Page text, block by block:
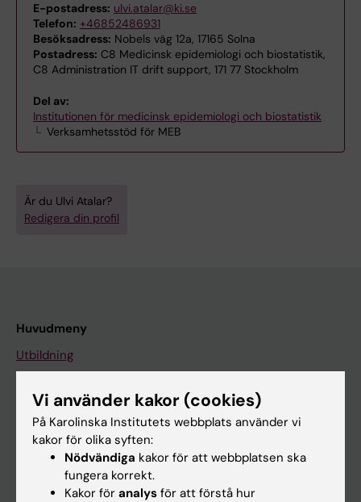
E-postadress: ulvi.atalar@ki.se
Telefon: +46852486931
Besöksadress: Nobels väg 12a, 17165 Solna
Postadress: C8 Medicinsk epidemiologi och biostatistik,
C8 Administration IT drift support, 171 77 Stockholm
Del av:
Institutionen för medicinsk epidemiologi och biostatistik
Verksamhetsstöd för MEB
Är du Ulvi Atalar?
Redigera din profil
Huvudmeny
Utbildning
Forskning
Om KI
På gång
Vi använder kakor (cookies)
På Karolinska Institutets webbplats använder vi
kakor för olika syften:
Nödvändiga kakor för att webbplatsen ska
fungera korrekt.
Kakor för analys för att förstå hur